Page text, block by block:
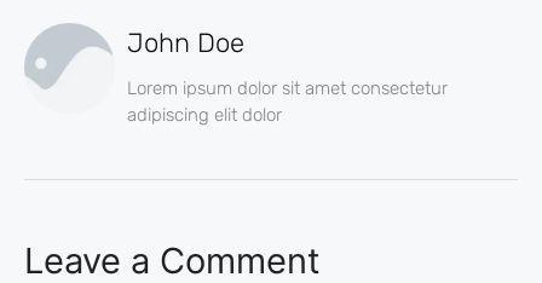
John Doe
Lorem ipsum dolor sit amet consectetur
adipiscing elit dolor
Leave a Comment